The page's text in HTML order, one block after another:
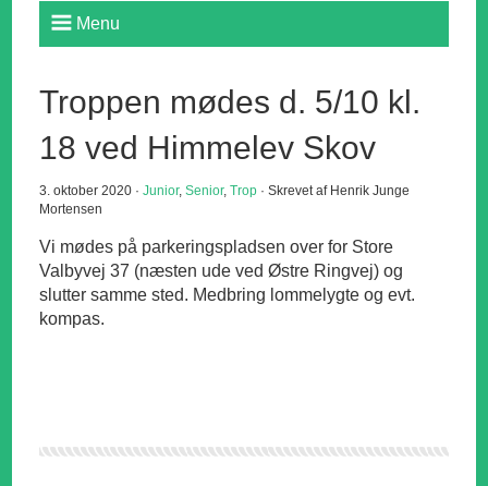
Menu
Troppen mødes d. 5/10 kl.
18 ved Himmelev Skov
3. oktober 2020 ·Junior,Senior,Trop · Skrevet af Henrik Junge
Mortensen
Vi mødes på parkeringspladsen over for Store
Valbyvej 37 (næsten ude ved Østre Ringvej) og
slutter samme sted. Medbring lommelygte og evt.
kompas.